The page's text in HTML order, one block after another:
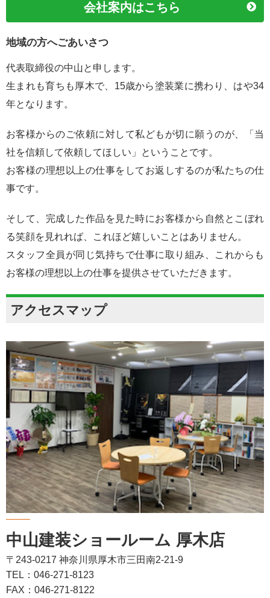
会社案内はこちら
地域の方へごあいさつ
代表取締役の中山と申します。
生まれも育ちも厚木で、15歳から塗装業に携わり、はや34
年となります。
お客様からのご依頼に対して私どもが切に願うのが、「当
社を信頼して依頼してほしい」ということです。
お客様の理想以上の仕事をしてお返しするのが私たちの仕
事です。
そして、完成した作品を見た時にお客様から自然とこぼれ
る笑顔を見れれば、これほど嬉しいことはありません。
スタッフ全員が同じ気持ちで仕事に取り組み、これからも
お客様の理想以上の仕事を提供させていただきます。
アクセスマップ
中山建装ショールーム 厚木店
〒243-0217 神奈川県厚木市三田南2-21-9
TEL：046-271-8123
FAX：046-271-8122